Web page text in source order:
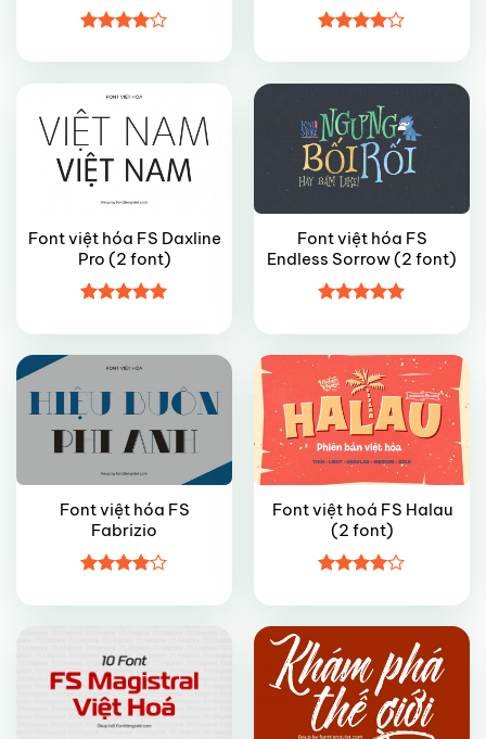
xếp hạng
45 sao
xếp hạng
45 sao
Font việt hóa FS Daxline
Pro (2 font)
hạng55
sao
Font việt hóa FS
Endless Sorrow (2 font)
hạng55
sao
Font việt hóa FS
Fabrizio
xếp hạng
Font việt hoá FS Halau
(2 font)
xếp hạng
45 sao